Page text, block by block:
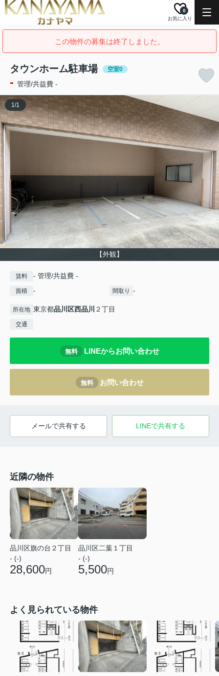
お気に入り
0
この物件の募集は終了しました。
タウンホーム駐車場 空室0
- 管理/共益費 -
【外観】
1/1
賃料 - 管理/共益費 -
面積 - 間取り -
所在地 東京都品川区西品川 ２丁目
交通
無料 LINEからお問い合わせ
無料 お問い合わせ
メールで共有する LINEで共有する
近隣の物件
品川区旗の台２丁目
- (-)
28,600円
品川区二葉１丁目
- (-)
5,500円
よく見られている物件